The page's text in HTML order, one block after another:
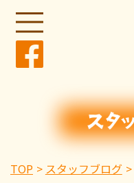
TOP スタッフブログ